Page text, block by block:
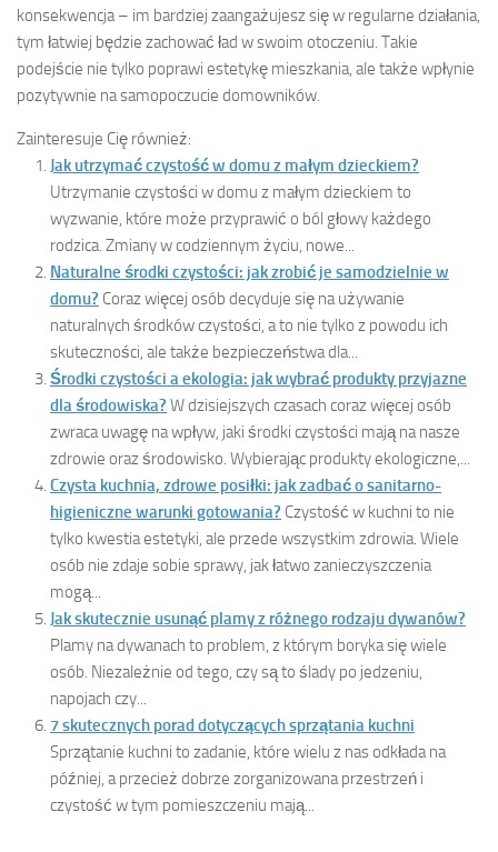
konsekwencja – im bardziej zaangażujesz się w regularne działania,
tym łatwiej będzie zachować ład w swoim otoczeniu. Takie
podejście nie tylko poprawi estetykę mieszkania, ale także wpłynie
pozytywnie na samopoczucie domowników.
Zainteresuje Cię również:
Jak utrzymać czystość w domu z małym dzieckiem?
Utrzymanie czystości w domu z małym dzieckiem to
wyzwanie, które może przyprawić o ból głowy każdego
rodzica. Zmiany w codziennym życiu, nowe...
Naturalne środki czystości: jak zrobić je samodzielnie w
domu? Coraz więcej osób decyduje się na używanie
naturalnych środków czystości, a to nie tylko z powodu ich
skuteczności, ale także bezpieczeństwa dla...
Środki czystości a ekologia: jak wybrać produkty przyjazne
dla środowiska? W dzisiejszych czasach coraz więcej osób
zwraca uwagę na wpływ, jaki środki czystości mają na nasze
zdrowie oraz środowisko. Wybierając produkty ekologiczne,...
Czysta kuchnia, zdrowe posiłki: jak zadbać o sanitarno-
higieniczne warunki gotowania? Czystość w kuchni to nie
tylko kwestia estetyki, ale przede wszystkim zdrowia. Wiele
osób nie zdaje sobie sprawy, jak łatwo zanieczyszczenia
mogą...
Jak skutecznie usunąć plamy z różnego rodzaju dywanów?
Plamy na dywanach to problem, z którym boryka się wiele
osób. Niezależnie od tego, czy są to ślady po jedzeniu,
napojach czy...
7 skutecznych porad dotyczących sprzątania kuchni
Sprzątanie kuchni to zadanie, które wielu z nas odkłada na
później, a przecież dobrze zorganizowana przestrzeń i
czystość w tym pomieszczeniu mają...